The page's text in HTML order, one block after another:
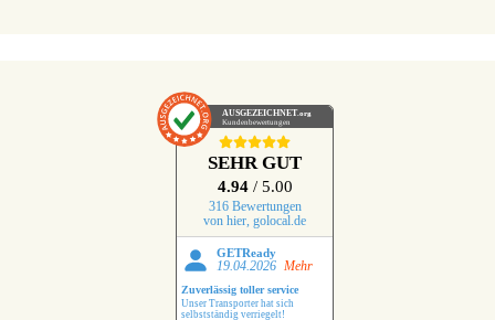
AUSGEZEICHNET.org
Kundenbewertungen
SEHR GUT
4.94 / 5.00
316 Bewertungen
von hier, golocal.de
GETReady
19.04.2026 Mehr
Zuverlässig toller service
Unser Transporter hat sich
selbstständig verriegelt!